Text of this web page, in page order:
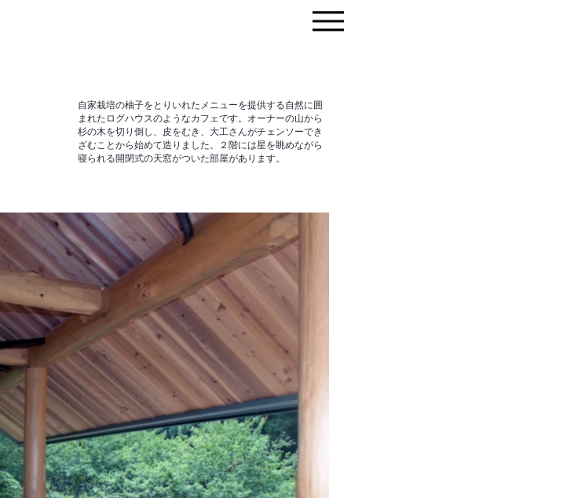
自家栽培の柚子をとりいれたメニューを提供する自然に囲
まれたログハウスのようなカフェです。オーナーの山から
杉の木を切り倒し、皮をむき、大工さんがチェンソーでき
ざむことから始めて造りました。２階には星を眺めながら
寝られる開閉式の天窓がついた部屋があります。